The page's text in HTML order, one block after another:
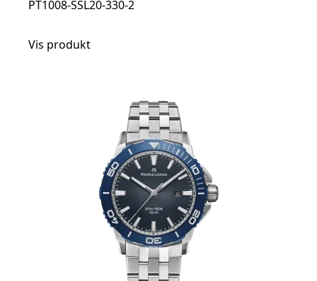
PT1008-SSL20-330-2
Vis produkt